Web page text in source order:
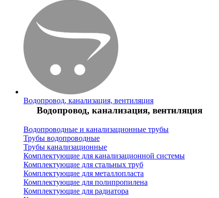
Водопровод, канализация, вентиляция
Водопровод, канализация, вентиляция
Водопроводные и канализационные трубы
Трубы водопроводные
Трубы канализационные
Комплектующие для канализационной системы
Комплектующие для стальных труб
Комплектующие для металлопласта
Комплектующие для полипропилена
Комплектующие для радиатора